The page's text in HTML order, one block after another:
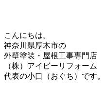
こんにちは。
神奈川県厚木市の
外壁塗装・屋根工事専門店
（株）アイビーリフォーム
代表の小口（おぐち）です。